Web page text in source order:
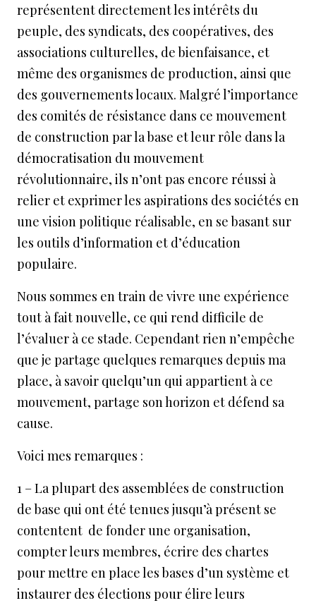
représentent directement les intérêts du
peuple, des syndicats, des coopératives, des
associations culturelles, de bienfaisance, et
même des organismes de production, ainsi que
des gouvernements locaux. Malgré l’importance
des comités de résistance dans ce mouvement
de construction par la base et leur rôle dans la
démocratisation du mouvement
révolutionnaire, ils n’ont pas encore réussi à
relier et exprimer les aspirations des sociétés en
une vision politique réalisable, en se basant sur
les outils d’information et d’éducation
populaire.
Nous sommes en train de vivre une expérience
tout à fait nouvelle, ce qui rend difficile de
l’évaluer à ce stade. Cependant rien n’empêche
que je partage quelques remarques depuis ma
place, à savoir quelqu’un qui appartient à ce
mouvement, partage son horizon et défend sa
cause.
Voici mes remarques :
1 – La plupart des assemblées de construction
de base qui ont été tenues jusqu’à présent se
contentent de fonder une organisation,
compter leurs membres, écrire des chartes
pour mettre en place les bases d’un système et
instaurer des élections pour élire leurs